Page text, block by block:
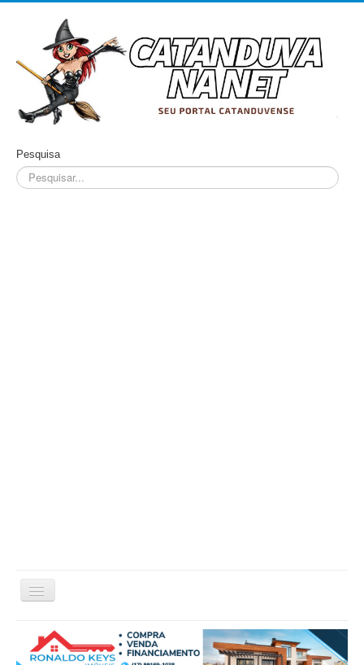
Pesquisa
Alternar
Home Cultura Economia Educação
Esportes Eventos Filmes em Cartaz Região